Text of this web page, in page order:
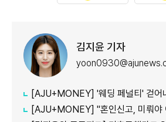
김지윤 기자
[AJU+MONEY] '웨딩 페널티' 걷어내는 정부…대
[AJU+MONEY] "혼인신고, 미뤄야 이득?"…대